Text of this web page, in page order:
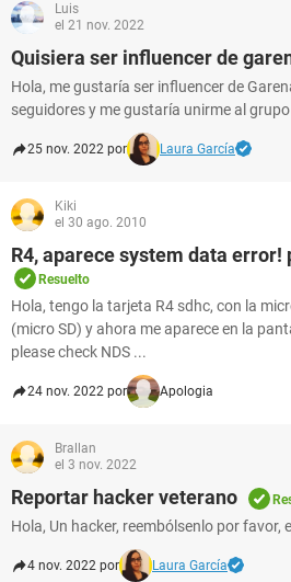
Luis
el 21 nov. 2022
Quisiera ser influencer de
Hola, me gustaría ser influencer de
seguidores y me gustaría unirme al
25 nov. 2022 por Laura García
Kiki
el 30 ago. 2010
R4, aparece system data error!
Resuelto
Hola, tengo la tarjeta R4 sdhc, con la
(micro SD) y ahora me aparece en la
please check NDS ...
24 nov. 2022 por Apologia
Brallan
el 3 nov. 2022
Reportar hacker veterano
Hola, Un hacker, reembólsenlo por favor,
4 nov. 2022 por Laura García